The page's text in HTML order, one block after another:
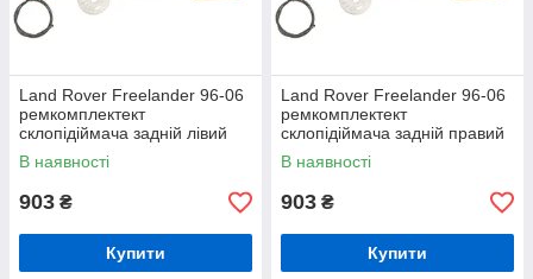
Land Rover Freelander 96-06
ремкомплектект
склопідіймача задній лівий
В наявності
903 ₴
Купити
Land Rover Freelander 96-06
ремкомплектект
склопідіймача задній правий
В наявності
903 ₴
Купити